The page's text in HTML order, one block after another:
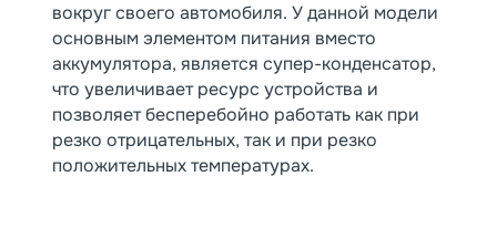
вокруг своего автомобиля. У данной модели
основным элементом питания вместо
аккумулятора, является супер-конденсатор,
что увеличивает ресурс устройства и
позволяет бесперебойно работать как при
резко отрицательных, так и при резко
положительных температурах.